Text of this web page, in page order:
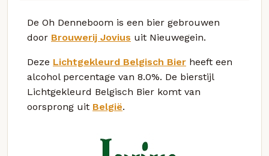
De Oh Denneboom is een bier gebrouwen
door Brouwerij Jovius uit Nieuwegein.
Deze Lichtgekleurd Belgisch Bier heeft een
alcohol percentage van 8.0%. De bierstijl
Lichtgekleurd Belgisch Bier komt van
oorsprong uit België.